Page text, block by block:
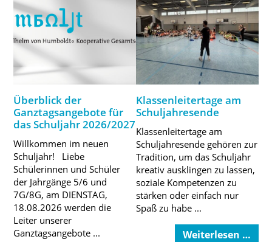
Überblick der
Ganztagsangebote für
das Schuljahr 2026/2027
Willkommen im neuen
Schuljahr! Liebe
Schülerinnen und Schüler
der Jahrgänge 5/6 und
7G/8G, am DIENSTAG,
18.08.2026 werden die
Leiter unserer
Ganztagsangebote ...
Klassenleitertage am
Schuljahresende
Klassenleitertage am
Schuljahresende gehören zur
Tradition, um das Schuljahr
kreativ ausklingen zu lassen,
soziale Kompetenzen zu
stärken oder einfach nur
Spaß zu habe ...
Weiterlesen …